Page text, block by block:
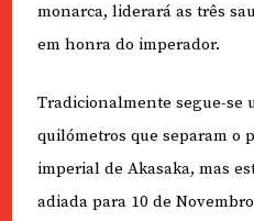
monarca, liderará as três
em honra do imperador.
Tradicionalmente segue-se
quilómetros que separam o
imperial de Akasaka, mas
adiada para 10 de